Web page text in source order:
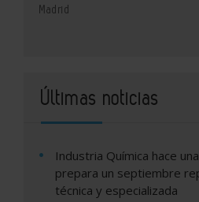
Madrid
Últimas noticias
Industria Química hace
prepara un septiembre
técnica y especializada